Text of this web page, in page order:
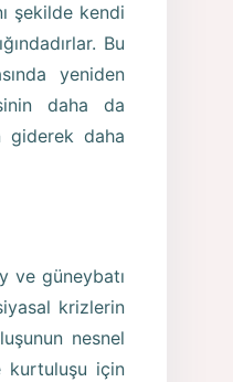
şekilde kendi
Bu
yeniden
daha da
giderek daha
ve güneybatı
krizlerin
nesnel
kurtuluşu için